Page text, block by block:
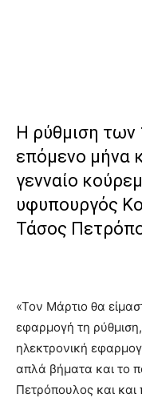
Η ρύθμιση των
επόμενο μήνα
γενναίο
υφυπουργός
Τάσος
«Τον Μάρτιο θα
εφαρμογή τη
ηλεκτρονική
απλά βήματα και το
Πετρόπουλος και και